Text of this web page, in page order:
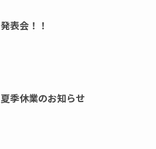
発表会！！
夏季休業のお知らせ